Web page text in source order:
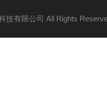
技有限公司 All Rights